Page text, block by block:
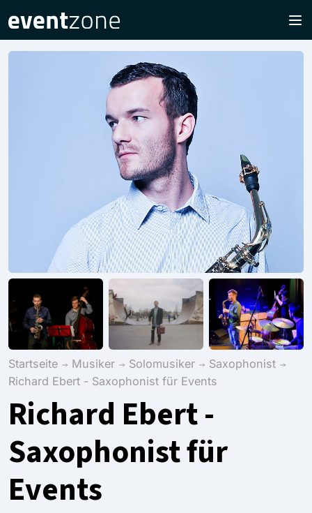
Startseite Musiker Solomusiker
Saxophonist
Richard Ebert - Saxophonist für Events
Richard Ebert -
Saxophonist für
Events